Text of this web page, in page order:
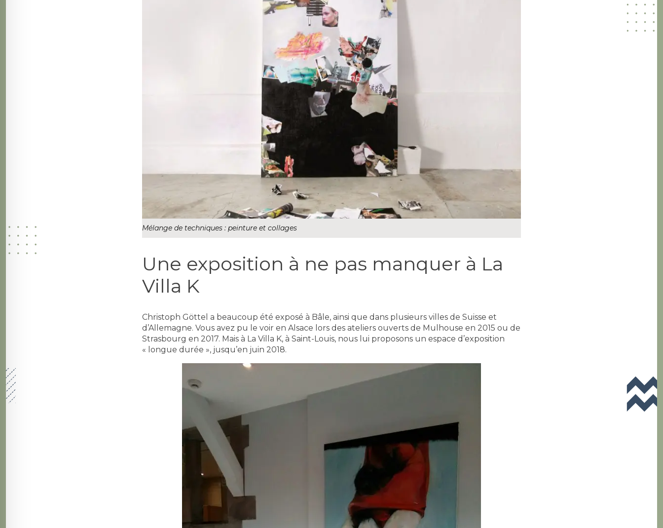
Mélange de techniques : peinture et collages
Une exposition à ne pas manquer à La
Villa K
Christoph Göttel a beaucoup été exposé à Bâle, ainsi que dans plusieurs villes de Suisse et
d’Allemagne. Vous avez pu le voir en Alsace lors des ateliers ouverts de Mulhouse en 2015 ou de
Strasbourg en 2017. Mais à La Villa K, à Saint-Louis, nous lui proposons un espace d’exposition
« longue durée », jusqu’en juin 2018.